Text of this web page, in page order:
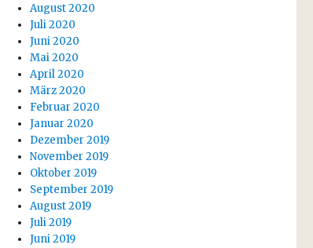
August 2020
Juli 2020
Juni 2020
Mai 2020
April 2020
März 2020
Februar 2020
Januar 2020
Dezember 2019
November 2019
Oktober 2019
September 2019
August 2019
Juli 2019
Juni 2019